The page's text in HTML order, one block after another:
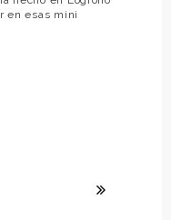
en esas mini